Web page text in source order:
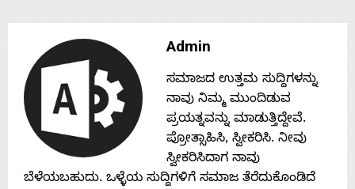
s
Contact
Us
Admin
ಸಮಾಜದ ಉತ್ತಮ ಸುದ್ದಿಗಳನ್ನು
ನಾವು ನಿಮ್ಮ ಮುಂದಿಡುವ
ಪ್ರಯತ್ನವನ್ನು ಮಾಡುತ್ತಿದ್ದೇವೆ.
ಪ್ರೋತ್ಸಾಹಿಸಿ, ಸ್ವೀಕರಿಸಿ. ನೀವು
ಸ್ವೀಕರಿಸಿದಾಗ ನಾವು
ಬೆಳೆಯಬಹುದು. ಒಳ್ಳೆಯ ಸುದ್ದಿಗಳಿಗೆ ಸಮಾಜ ತೆರೆದುಕೊಂಡಿದೆ